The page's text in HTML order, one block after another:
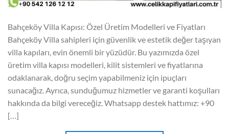
Bahçeköy Villa Kapısı: Özel Üretim Modelleri ve Fiyatları
Bahçeköy Villa sahipleri için güvenlik ve estetik değer taşıyan
villa kapıları, evin önemli bir yüzüdür. Bu yazımızda özel
üretim villa kapısı modelleri, kilit sistemleri ve fiyatlarına
odaklanarak, doğru seçim yapabilmeniz için ipuçları
sunacağız. Ayrıca, sunduğumuz hizmetler ve garanti koşulları
hakkında da bilgi vereceğiz. Whatsapp destek hattımız: +90
[…]